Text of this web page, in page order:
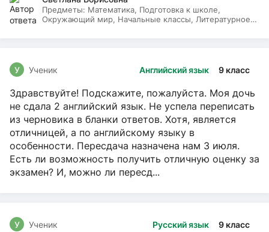
Предметы: Математика, Подготовка к школе,
Окружающий мир, Начальные классы, Литературное
Английский язык 9 класс
У Ученик
Здравствуйте! Подскажите, пожалуйста. Моя дочь
не сдала 2 английский язык. Не успела переписать
из черновика в бланки ответов. Хотя, является
отличницей, а по английскому языку в
особенности. Пересдача назначена нам 3 июля.
Есть ли возможность получить отличную оценку за
экзамен? И, можно ли пересд...
Русский язык 9 класс
У Ученик